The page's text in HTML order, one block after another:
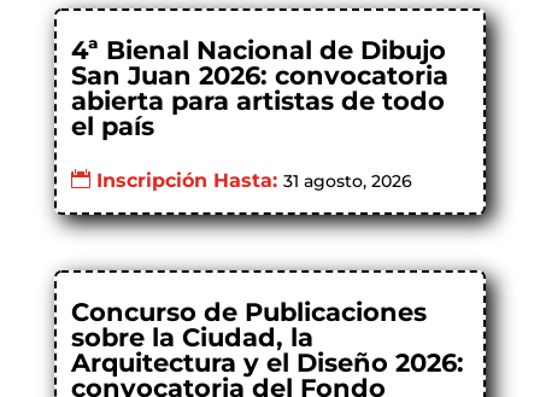
4ª Bienal Nacional de Dibujo
San Juan 2026: convocatoria
abierta para artistas de todo
el país
Inscripción Hasta: 31 agosto, 2026
Concurso de Publicaciones
sobre la Ciudad, la
Arquitectura y el Diseño 2026:
convocatoria del Fondo